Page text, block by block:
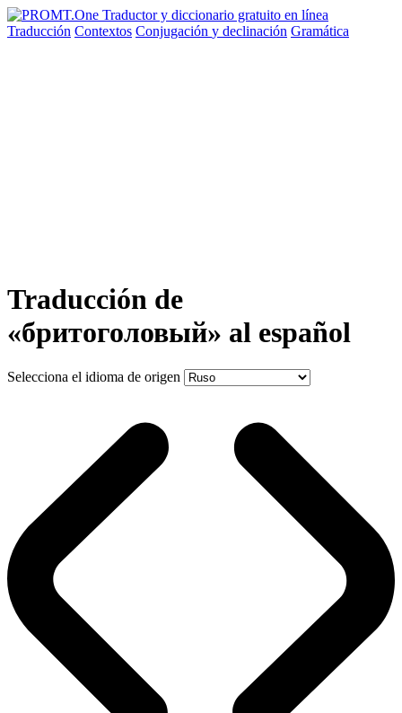
Traducción Contextos Conjugación y declinación Gramática
Traducción de
«бритоголовый» al español
Selecciona el idioma de origen